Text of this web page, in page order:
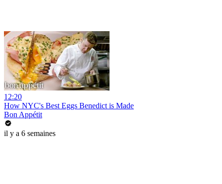
12:20
How NYC's Best Eggs Benedict is Made
Bon Appétit
il y a 6 semaines